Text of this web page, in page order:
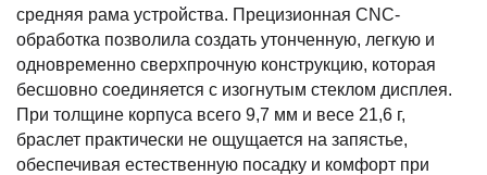
средняя рама устройства. Прецизионная CNC-
обработка позволила создать утонченную, легкую и
одновременно сверхпрочную конструкцию, которая
бесшовно соединяется с изогнутым стеклом дисплея.
При толщине корпуса всего 9,7 мм и весе 21,6 г,
браслет практически не ощущается на запястье,
обеспечивая естественную посадку и комфорт при